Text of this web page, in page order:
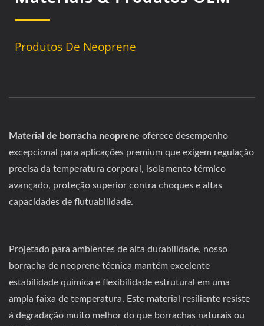
Produtos De Neoprene
Material de borracha neoprene oferece desempenho
excepcional para aplicações premium que exigem regulação
precisa da temperatura corporal, isolamento térmico
avançado, proteção superior contra choques e altas
capacidades de flutuabilidade.
Projetado para ambientes de alta durabilidade, nosso
borracha de neoprene técnica mantém excelente
estabilidade química e flexibilidade estrutural em uma
ampla faixa de temperatura. Este material resiliente resiste
à degradação muito melhor do que borrachas naturais ou